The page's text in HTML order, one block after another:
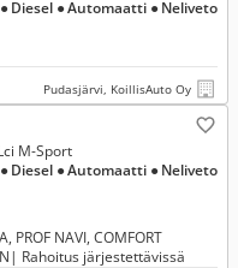
● Diesel ● Automaatti ● Neliveto
Pudasjärvi, KoillisAuto Oy
M-Sport
● Diesel ● Automaatti ● Neliveto
PROF NAVI, COMFORT
Rahoitus järjestettävissä